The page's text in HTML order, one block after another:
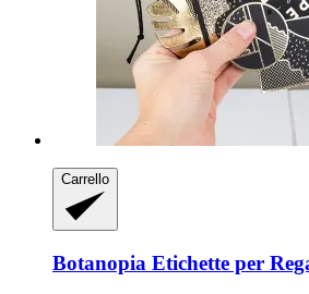
Carrello
Botanopia Etichette per